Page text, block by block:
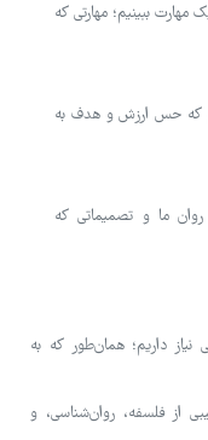
مهارت ببینیم؛ مهارتی که
که حس ارزش و هدف به
روان ما و تصمیماتی که
داریم؛ همان‌طور که به
از فلسفه، روان‌شناسی، و